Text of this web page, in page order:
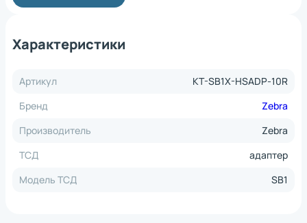
Характеристики
Артикул
KT-SB1X-HSADP-10R
Бренд
Zebra
Производитель
Zebra
ТСД
адаптер
Модель ТСД
SB1